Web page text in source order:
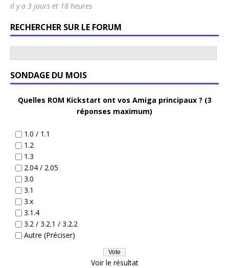
il y a 3 jours et 18 heures
RECHERCHER SUR LE FORUM
SONDAGE DU MOIS
Quelles ROM Kickstart ont vos Amiga principaux ? (3
réponses maximum)
1.0 / 1.1
1.2
1.3
2.04 / 2.05
3.0
3.1
3.x
3.1.4
3.2 / 3.2.1 / 3.2.2
Autre (Préciser)
Voir le résultat